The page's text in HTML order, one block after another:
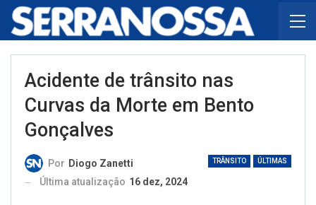
Acidente de trânsito nas
Curvas da Morte em Bento
Gonçalves
TRÂNSITO ÚLTIMAS
Por Diogo Zanetti
Última atualização 16 dez, 2024